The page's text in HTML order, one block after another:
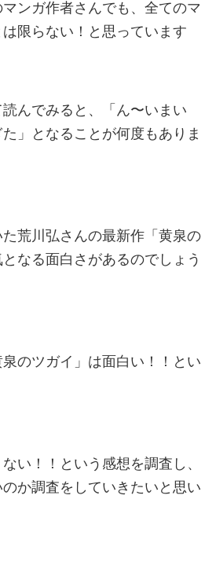
ンガ作者さんでも、全てのマ
限らない！と思っています
んでみると、「ん〜いまい
」となることが何度もありま
荒川弘さんの最新作「黄泉の
なる面白さがあるのでしょう
のツガイ」は面白い！！とい
い！！という感想を調査し、
か調査をしていきたいと思い